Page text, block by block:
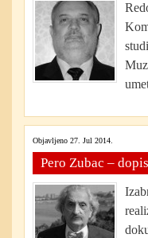
Objavljeno 27. Jul 2014.
Pero Zubac –